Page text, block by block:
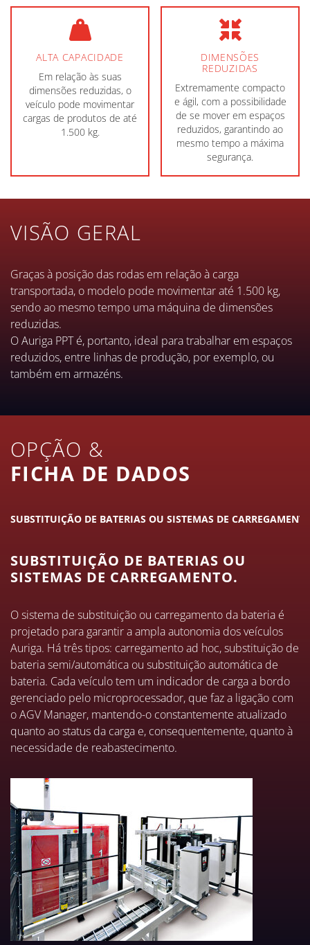
ALTA CAPACIDADE
Em relação às suas
dimensões reduzidas, o
veículo pode movimentar
cargas de produtos de até
1.500 kg.
DIMENSÕES
REDUZIDAS
Extremamente compacto
e ágil, com a possibilidade
de se mover em espaços
reduzidos, garantindo ao
mesmo tempo a máxima
segurança.
VISÃO GERAL
Graças à posição das rodas em relação à carga
transportada, o modelo pode movimentar até 1.500 kg,
sendo ao mesmo tempo uma máquina de dimensões
reduzidas.
O Auriga PPT é, portanto, ideal para trabalhar em espaços
reduzidos, entre linhas de produção, por exemplo, ou
também em armazéns.
OPÇÃO &
FICHA DE DADOS
SUBSTITUIÇÃO DE BATERIAS OU SISTEMAS DE
SUBSTITUIÇÃO DE BATERIAS OU
SISTEMAS DE CARREGAMENTO.
O sistema de substituição ou carregamento da bateria é
projetado para garantir a ampla autonomia dos veículos
Auriga. Há três tipos: carregamento ad hoc, substituição de
bateria semi/automática ou substituição automática de
bateria. Cada veículo tem um indicador de carga a bordo
gerenciado pelo microprocessador, que faz a ligação com
o AGV Manager, mantendo-o constantemente atualizado
quanto ao status da carga e, consequentemente, quanto à
necessidade de reabastecimento.